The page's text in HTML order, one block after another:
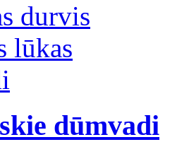
durvis
lūkas
dūmvadi